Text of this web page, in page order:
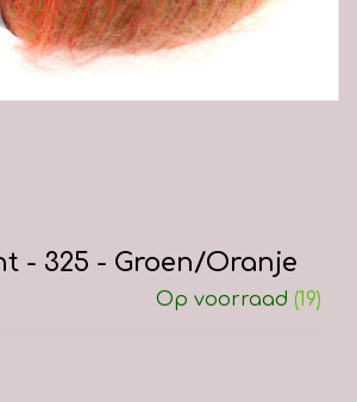
- 325 - Groen/Oranje
Op voorraad (19)